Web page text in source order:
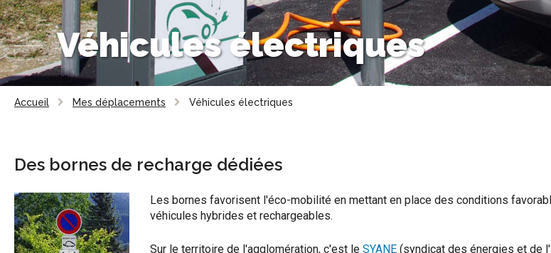
Véhicules électriques
Accueil Mes déplacements Véhicules électriques
Des bornes de recharge dédiées
Les bornes favorisent l'éco-mobilité en mettant en place des conditions
véhicules hybrides et rechargeables.
Sur le territoire de l'agglomération, c'est le SYANE(syndicat des énergies et de